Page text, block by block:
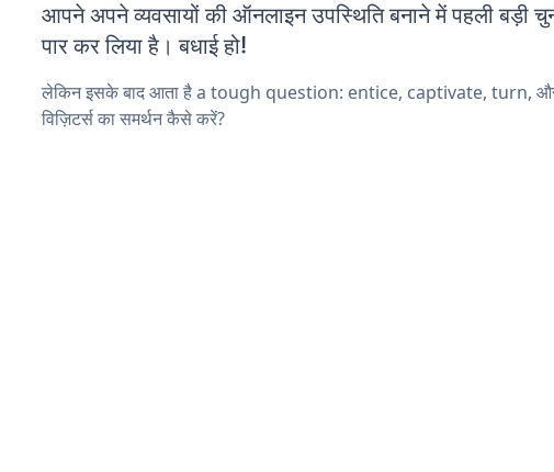
आपने अपने व्यवसायों की ऑनलाइन उपस्थिति बनाने में पहली बड़ी
पार कर लिया है। बधाई हो!
लेकिन इसके बाद आता है a tough question: entice, captivate, turn,
विज़िटर्स का समर्थन कैसे करें?